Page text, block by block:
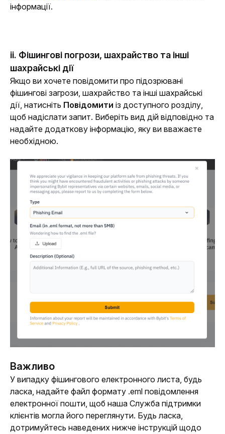
інформації.
ii. Фішингові погрози, шахрайство та інші
шахрайські дії
Якщо ви хочете повідомити про підозрювані
фішингові загрози, шахрайство та інші шахрайські
дії, натисніть Повідомити із доступного розділу,
щоб надіслати запит. Виберіть вид дій відповідно та
надайте додаткову інформацію, яку ви вважаєте
необхідною.
Важливо
У випадку фішингового електронного листа, будь
ласка, надайте файл формату .eml повідомлення
електронної пошти, щоб наша Служба підтримки
клієнтів могла його переглянути. Будь ласка,
дотримуйтесь наведених нижче інструкцій щодо